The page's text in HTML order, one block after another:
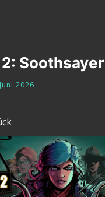
Soothsayer
2026